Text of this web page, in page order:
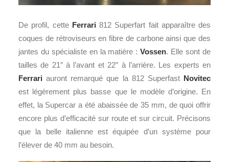
De profil, cette Ferrari 812 Superfart fait apparaître des
coques de rétroviseurs en fibre de carbone ainsi que des
jantes du spécialiste en la matière :Vossen. Elle sont de
tailles de 21″ à l’avant et 22″ à l’arrière. Les experts en
Ferrari auront remarqué que la 812 Superfast Novitec
est légèrement plus basse que le modèle d’origine. En
effet, la Supercar a été abaissée de 35 mm, de quoi offrir
encore plus d’efficacité sur route et sur circuit. Précisons
que la belle italienne est équipée d’un système pour
l’élever de 40 mm au besoin.